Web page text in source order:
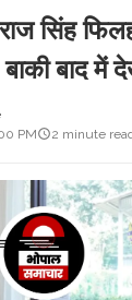
सिंह
बाद में
PM
2 minute